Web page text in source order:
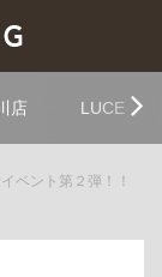
店 LUCE
ベント第２弾！！